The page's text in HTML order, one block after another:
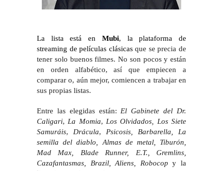
La lista está en Mubi, la plataforma de
streaming de películas clásicasque se precia de
tener solo buenos filmes. No son pocos y están
en orden alfabético, así que empiecen a
comparar o, aún mejor, comiencen a trabajar en
sus propias listas.
Entre las elegidas están: El Gabinete del Dr.
Caligari, La Momia, Los Olvidados , Los Siete
Samuráis, Drácula, Psicosis, Barbarella, La
semilla del diablo, Almas de metal, Tiburón,
Mad Max, Blade Runner, E.T., Gremlins,
Cazafantasmas, Brazil, Aliens, Robocop y la